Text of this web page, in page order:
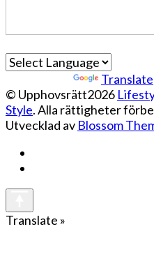
Translate
© Upphovsrätt2026
Style. Alla rättigheter
Utvecklad av Blossom
Translate »